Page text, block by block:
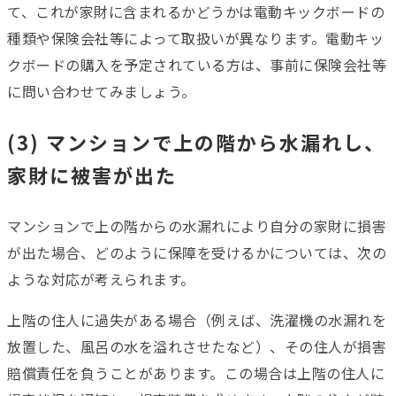
て、これが家財に含まれるかどうかは電動キックボードの
種類や保険会社等によって取扱いが異なります。電動キッ
クボードの購入を予定されている方は、事前に保険会社等
に問い合わせてみましょう。
(3) マンションで上の階から水漏れし、
家財に被害が出た
マンションで上の階からの水漏れにより自分の家財に損害
が出た場合、どのように保障を受けるかについては、次の
ような対応が考えられます。
上階の住人に過失がある場合（例えば、洗濯機の水漏れを
放置した、風呂の水を溢れさせたなど）、その住人が損害
賠償責任を負うことがあります。この場合は上階の住人に